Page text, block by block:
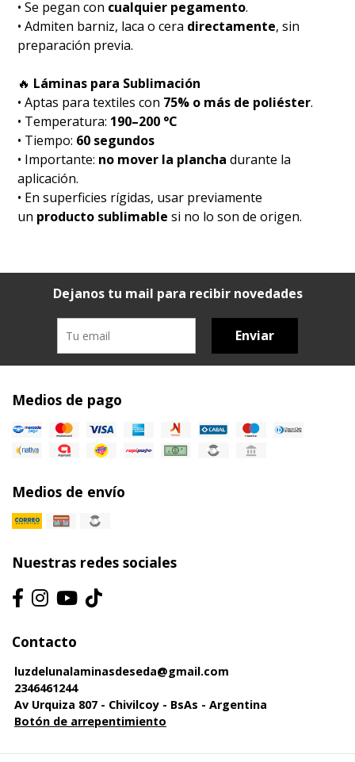
• Se pegan con cualquier pegamento.
• Admiten barniz, laca o cera directamente, sin
preparación previa.
🔥 Láminas para Sublimación
• Aptas para textiles con 75% o más de poliéster.
• Temperatura: 190–200 °C
• Tiempo: 60 segundos
• Importante: no mover la plancha durante la
aplicación.
• En superficies rígidas, usar previamente
un producto sublimable si no lo son de origen.
Dejanos tu mail para recibir novedades
Enviar
Medios de pago
Medios de envío
Nuestras redes sociales
Contacto
luzdelunalaminasdeseda@gmail.com
2346461244
Av Urquiza 807 - Chivilcoy - BsAs - Argentina
Botón de arrepentimiento